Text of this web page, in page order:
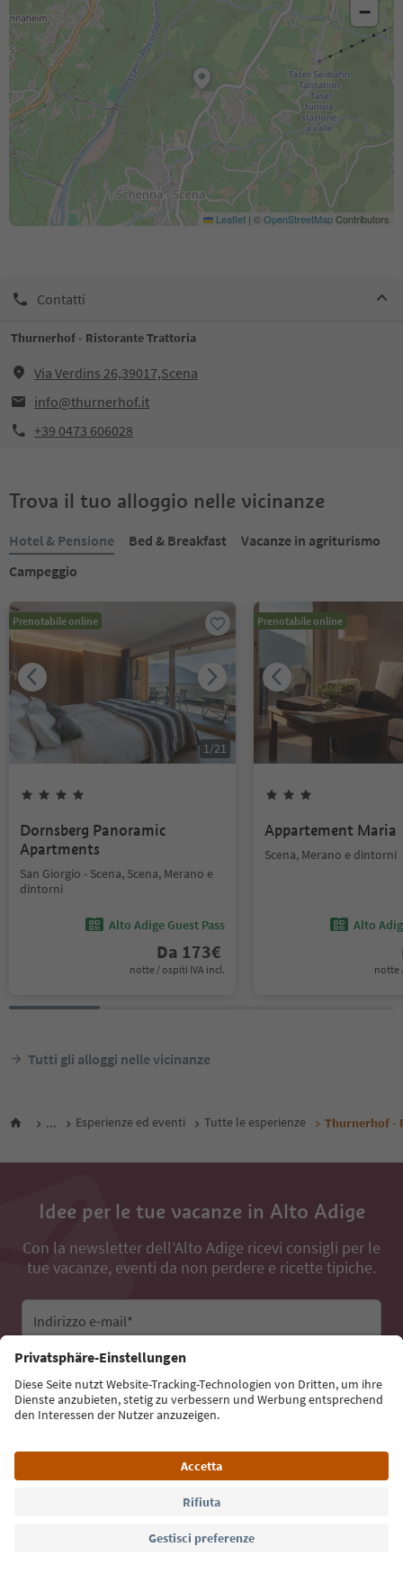
−
Leaflet | ©OpenStreetMapContributors
Contatti
Thurnerhof - Ristorante Trattoria
Via Verdins 26,39017,Scena
info@thurnerhof.it
+39 0473 606028
Trova il tuo alloggio nelle vicinanze
Hotel & Pensione Bed & Breakfast
Vacanze in agriturismo
Campeggio
Prenotabile online
1/21
Dornsberg Panoramic
Apartments
San Giorgio - Scena, Scena, Merano e
dintorni
Alto Adige Guest Pass
Da 173€
notte / ospiti IVA incl.
Prenotabile online
Appartement Maria
Scena, Merano e dintorni
Alto
notte
Tutti gli alloggi nelle vicinanze
... Esperienze ed eventi Tutte le esperienze Thurnerhof -
Idee per le tue vacanze in Alto Adige
Con la newsletter dell’Alto Adige ricevi consigli per le
tue vacanze, eventi da non perdere e ricette tipiche.
Indirizzo e-mail*
Iscriviti alla newsletter